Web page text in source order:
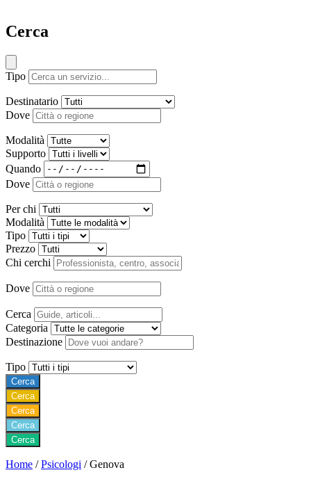
Cerca
Tipo
Destinatario
Dove
Modalità
Supporto
Quando
Dove
Per chi
Modalità
Tipo
Prezzo
Chi cerchi
Dove
Cerca
Categoria
Destinazione
Tipo
Cerca
Cerca
Cerca
Cerca
Cerca
Home / Psicologi / Genova